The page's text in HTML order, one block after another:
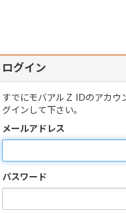
ログイン
すでにモバアルＺ IDのアカウ
グインして下さい。
メールアドレス
パスワード